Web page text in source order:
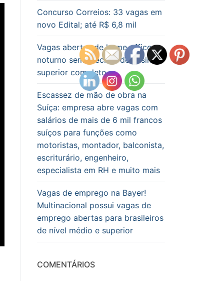
Concurso Correios: 33 vagas em
novo Edital; até R$ 6,8 mil
Vagas abertas de home office
noturno sem precisar de ensino
superior completo
Escassez de mão de obra na
Suíça: empresa abre vagas com
salários de mais de 6 mil francos
suíços para funções como
motoristas, montador, balconista,
escriturário, engenheiro,
especialista em RH e muito mais
Vagas de emprego na Bayer!
Multinacional possui vagas de
emprego abertas para brasileiros
de nível médio e superior
COMENTÁRIOS